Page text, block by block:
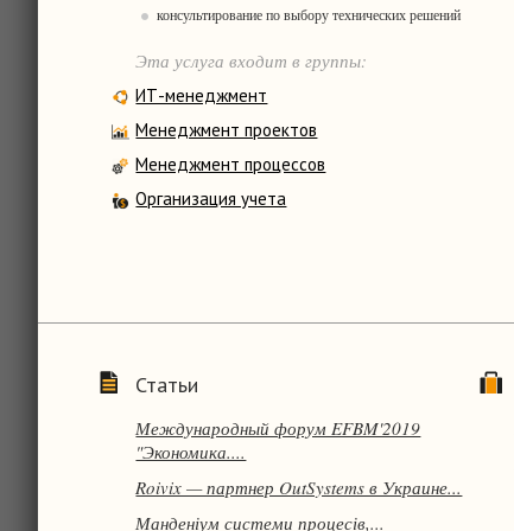
консультирование по выбору технических решений
Эта услуга входит в группы:
ИТ-менеджмент
Менеджмент проектов
Менеджмент процессов
Организация учета
Статьи
Международный форум EFBM'2019
"Экономика....
Roivix — партнер OutSystems в Украине...
Манденіум системи процесів,...